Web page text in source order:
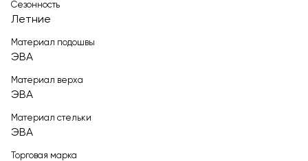
Сезонность
Летние
Материал подошвы
ЭВА
Материал верха
ЭВА
Материал стельки
ЭВА
Торговая марка